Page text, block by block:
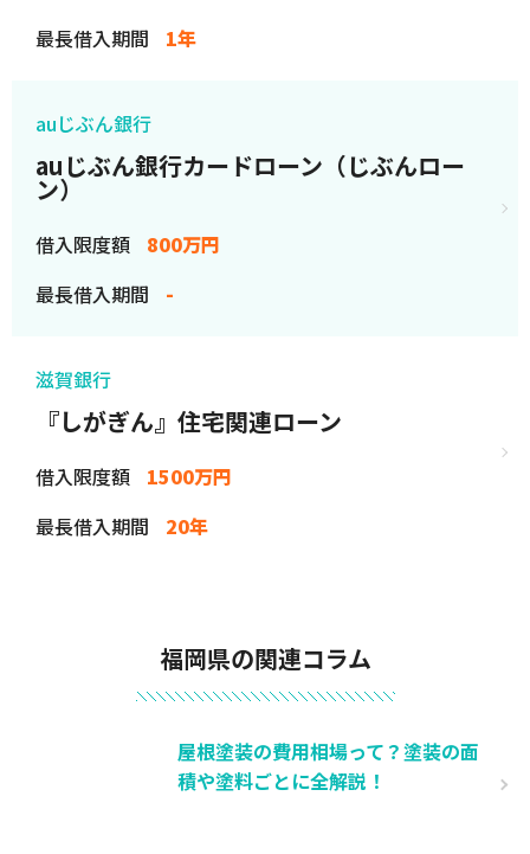
最長借入期間
1年
auじぶん銀行
auじぶん銀行カードローン（じぶんロー
ン）
借入限度額
800万円
最長借入期間
-
滋賀銀行
『しがぎん』住宅関連ローン
借入限度額
1500万円
最長借入期間
20年
福岡県の関連コラム
屋根塗装の費用相場って？塗装の面
積や塗料ごとに全解説！